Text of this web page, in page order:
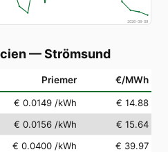
2026-08-09
—Strömsund
Priemer €/MWh
€ 0.0149 /kWh
€ 14.88
€ 0.0156 /kWh
€ 15.64
€ 0.0400 /kWh
€ 39.97